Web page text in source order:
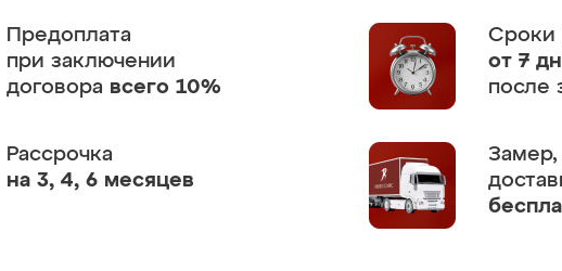
Предоплата
при заключении
договора всего 10%
Сроки
от 7
после
Рассрочка
на 3, 4, 6 месяцев
Замер,